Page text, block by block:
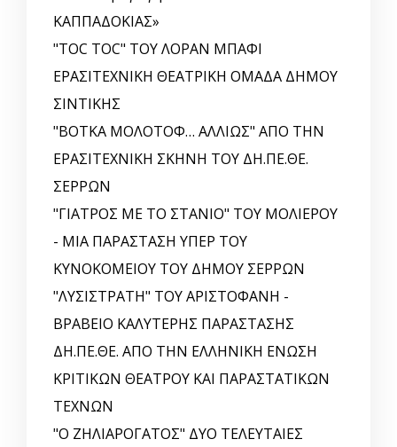
ΚΑΠΠΑΔΟΚΙΑΣ»
"TOC TOC" ΤΟΥ ΛΟΡΑΝ ΜΠΑΦΙ
ΕΡΑΣΙΤΕΧΝΙΚΗ ΘΕΑΤΡΙΚΗ ΟΜΑΔΑ ΔΗΜΟΥ
ΣΙΝΤΙΚΗΣ
"ΒΟΤΚΑ ΜΟΛΟΤΟΦ… ΑΛΛΙΩΣ" ΑΠΟ ΤΗΝ
ΕΡΑΣΙΤΕΧΝΙΚΗ ΣΚΗΝΗ ΤΟΥ ΔΗ.ΠΕ.ΘΕ.
ΣΕΡΡΩΝ
"ΓΙΑΤΡΟΣ ΜΕ ΤΟ ΣΤΑΝΙΟ" ΤΟΥ ΜΟΛΙΕΡΟΥ
- ΜΙΑ ΠΑΡΑΣΤΑΣΗ ΥΠΕΡ ΤΟΥ
ΚΥΝΟΚΟΜΕΙΟΥ ΤΟΥ ΔΗΜΟΥ ΣΕΡΡΩΝ
"ΛΥΣΙΣΤΡΑΤΗ" ΤΟΥ ΑΡΙΣΤΟΦΑΝΗ -
ΒΡΑΒΕΙΟ ΚΑΛΥΤΕΡΗΣ ΠΑΡΑΣΤΑΣΗΣ
ΔΗ.ΠΕ.ΘΕ. ΑΠΟ ΤΗΝ ΕΛΛΗΝΙΚΗ EΝΩΣΗ
ΚΡΙΤΙΚΩΝ ΘΕΑΤΡΟΥ ΚΑΙ ΠΑΡΑΣΤΑΤΙΚΩΝ
ΤΕΧΝΩΝ
"Ο ΖΗΛΙΑΡΟΓΑΤΟΣ" ΔΥΟ ΤΕΛΕΥΤΑΙΕΣ